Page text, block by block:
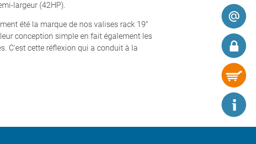
largeur (42HP).
été la marque de nos valises rack 19"
conception simple en fait également les
C'est cette réflexion qui a conduit à la